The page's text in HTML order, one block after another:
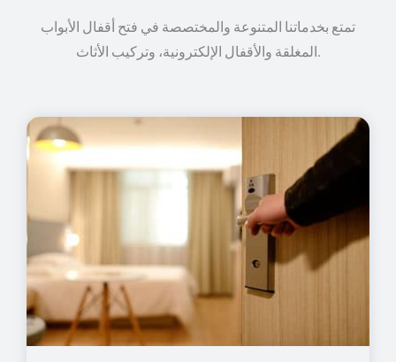
تمتع بخدماتنا المتنوعة والمختصصة في فتح أقفال الأبواب